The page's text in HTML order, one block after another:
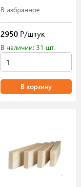
В избранное
2950₽/штук
В наличии: 31 шт.
В корзину